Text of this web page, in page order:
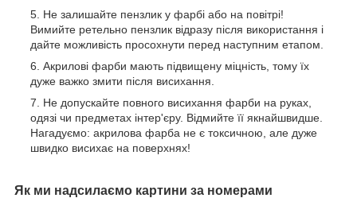
Не залишайте пензлик у фарбі або на повітрі!
Вимийте ретельно пензлик відразу після використання і
дайте можливість просохнути перед наступним етапом.
Акрилові фарби мають підвищену міцність, тому їх
дуже важко змити після висихання.
Не допускайте повного висихання фарби на руках,
одязі чи предметах інтер'єру. Відмийте її якнайшвидше.
Нагадуємо: акрилова фарба не є токсичною, але дуже
швидко висихає на поверхнях!
Як ми надсилаємо картини за номерами